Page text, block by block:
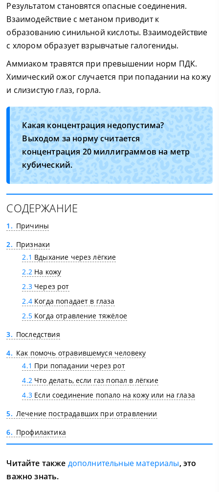
Результатом становятся опасные соединения.
Взаимодействие с метаном приводит к
образованию синильной кислоты. Взаимодействие
с хлором образует взрывчатые галогениды.
Аммиаком травятся при превышении норм ПДК.
Химический ожог случается при попадании на кожу
и слизистую глаз, горла.
Какая концентрация недопустима?
Выходом за норму считается
концентрация 20 миллиграммов на метр
кубический.
СОДЕРЖАНИЕ
1
Причины
2
Признаки
2.1 Вдыхание через лёгкие
2.2На кожу
2.3Через рот
2.4Когда попадает в глаза
2.5Когда отравление тяжёлое
3
Последствия
4
Как помочь отравившемуся человеку
4.1 При попадании через рот
4.2Что делать, если газ попал в лёгкие
4.3Если соединение попало на кожу или на глаза
5
Лечение пострадавших при отравлении
6
Профилактика
Читайте также дополнительные материалы, это
важно знать.